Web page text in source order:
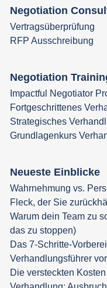
Negotiation
Vertragsüberprüfung
RFP Ausschreibung
Negotiation
Impactful Negotiator
Fortgeschrittenes
Strategisches
Grundlagenkurs
Neueste Einblicke
Wahrnehmung vs.
Fleck, der Sie
Warum dein Team zu
das zu stoppen)
Das 7-Schritte-
Verhandlungsführer
Die versteckten